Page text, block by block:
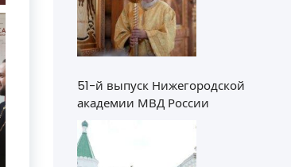
51-й выпуск Нижегородской
академии МВД России